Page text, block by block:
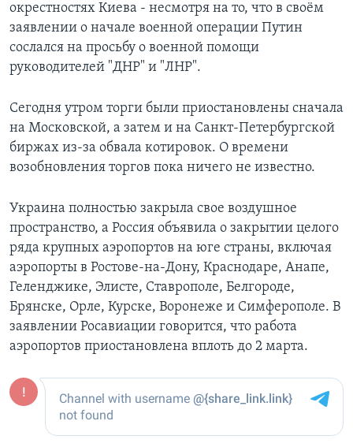
окрестностях Киева - несмотря на то, что в своём
заявлении о начале военной операции Путин
сослался на просьбу о военной помощи
руководителей "ДНР" и "ЛНР".
Сегодня утром торги были приостановлены сначала
на Московской, а затем и на Санкт-Петербургской
биржах из-за обвала котировок. О времени
возобновления торгов пока ничего не известно.
Украина полностью закрыла свое воздушное
пространство, а Россия объявила о закрытии целого
ряда крупных аэропортов на юге страны, включая
аэропорты в Ростове-на-Дону, Краснодаре, Анапе,
Геленджике, Элисте, Ставрополе, Белгороде,
Брянске, Орле, Курске, Воронеже и Симферополе. В
заявлении Росавиации говорится, что работа
аэропортов приостановлена вплоть до 2 марта.